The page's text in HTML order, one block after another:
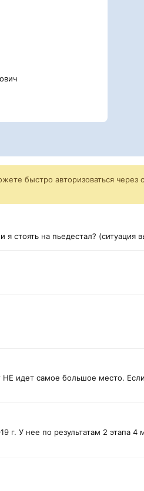
быстро авторизоваться через
стоять на пьедестал? (ситуация
идет самое большое место.
г. У нее по результатам 2 этапа 4